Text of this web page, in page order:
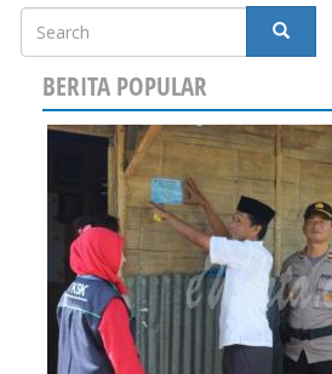
Search
SEARCH
BERITA POPULAR